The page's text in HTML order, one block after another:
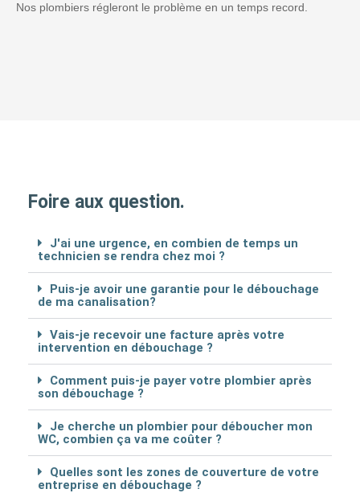
Nos plombiers régleront le problème en un temps record.
Foire aux question.
J'ai une urgence, en combien de temps un
technicien se rendra chez moi ?
Puis-je avoir une garantie pour le débouchage
de ma canalisation?
Vais-je recevoir une facture après votre
intervention en débouchage ?
Comment puis-je payer votre plombier après
son débouchage ?
Je cherche un plombier pour déboucher mon
WC, combien ça va me coûter ?
Quelles sont les zones de couverture de votre
entreprise en débouchage ?